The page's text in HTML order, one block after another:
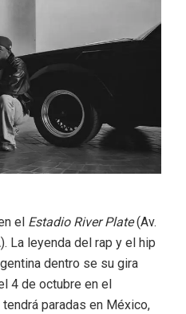
el Estadio River Plate(Av.
La leyenda del rap y el hip
dentro se su gira
4 de octubre en el
paradas en México,